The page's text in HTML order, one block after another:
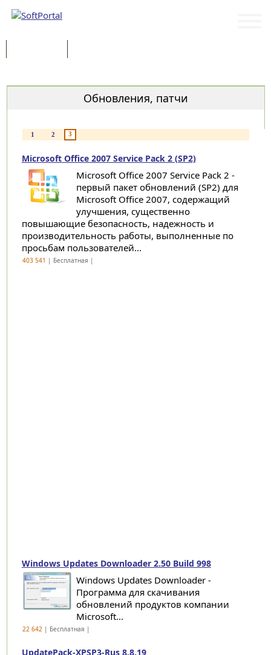
Обновления, патчи
1 2 3
Microsoft Office 2007 Service Pack 2 (SP2)
Microsoft Office 2007 Service Pack 2 -
первый пакет обновлений (SP2) для
Microsoft Office 2007, содержащий
улучшения, существенно
повышающие безопасность, надежность и
производительность работы, выполненные по
просьбам пользователей...
403 541 | Бесплатная |
Windows Updates Downloader 2.50 Build 998
Windows Updates Downloader -
Программа для скачивания
обновлений продуктов компании
Microsoft...
22 642| Бесплатная |
UpdatePack-XPSP3-Rus 8.8.19